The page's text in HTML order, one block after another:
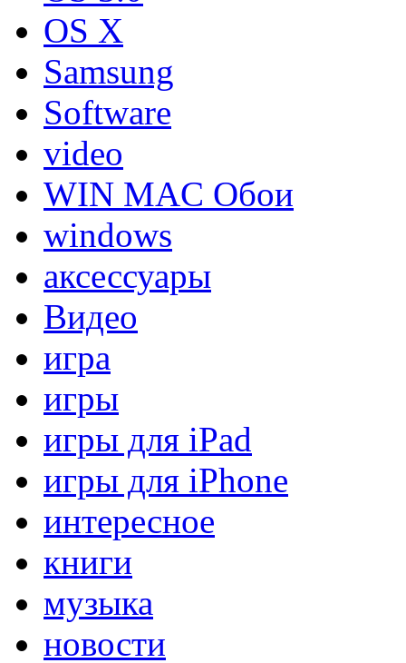
OS X
Samsung
Software
video
WIN MAC Обои
windows
аксессуары
Видео
игра
игры
игры для iPad
игры для iPhone
интересное
книги
музыка
новости